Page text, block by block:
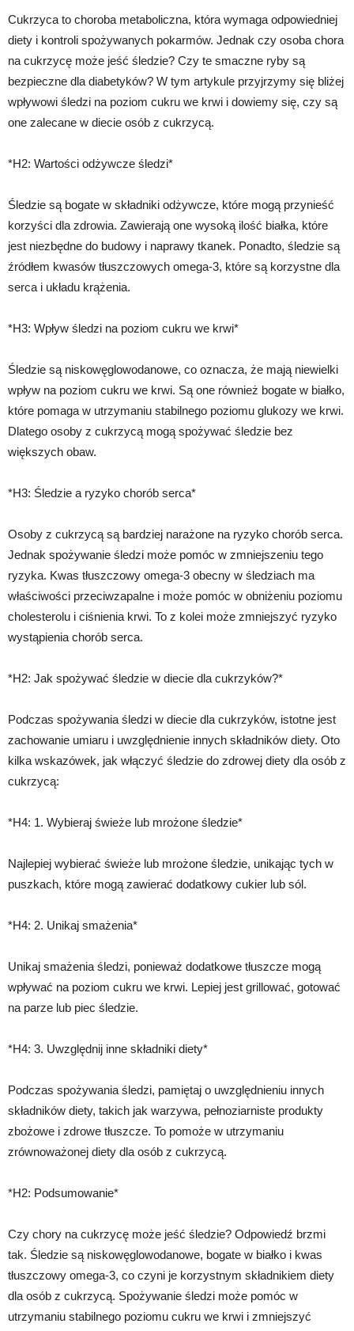
Cukrzyca to choroba metaboliczna, która wymaga odpowiedniej
diety i kontroli spożywanych pokarmów. Jednak czy osoba chora
na cukrzycę może jeść śledzie? Czy te smaczne ryby są
bezpieczne dla diabetyków? W tym artykule przyjrzymy się bliżej
wpływowi śledzi na poziom cukru we krwi i dowiemy się, czy są
one zalecane w diecie osób z cukrzycą.
*H2: Wartości odżywcze śledzi*
Śledzie są bogate w składniki odżywcze, które mogą przynieść
korzyści dla zdrowia. Zawierają one wysoką ilość białka, które
jest niezbędne do budowy i naprawy tkanek. Ponadto, śledzie są
źródłem kwasów tłuszczowych omega-3, które są korzystne dla
serca i układu krążenia.
*H3: Wpływ śledzi na poziom cukru we krwi*
Śledzie są niskowęglowodanowe, co oznacza, że mają niewielki
wpływ na poziom cukru we krwi. Są one również bogate w białko,
które pomaga w utrzymaniu stabilnego poziomu glukozy we krwi.
Dlatego osoby z cukrzycą mogą spożywać śledzie bez
większych obaw.
*H3: Śledzie a ryzyko chorób serca*
Osoby z cukrzycą są bardziej narażone na ryzyko chorób serca.
Jednak spożywanie śledzi może pomóc w zmniejszeniu tego
ryzyka. Kwas tłuszczowy omega-3 obecny w śledziach ma
właściwości przeciwzapalne i może pomóc w obniżeniu poziomu
cholesterolu i ciśnienia krwi. To z kolei może zmniejszyć ryzyko
wystąpienia chorób serca.
*H2: Jak spożywać śledzie w diecie dla cukrzyków?*
Podczas spożywania śledzi w diecie dla cukrzyków, istotne jest
zachowanie umiaru i uwzględnienie innych składników diety. Oto
kilka wskazówek, jak włączyć śledzie do zdrowej diety dla osób z
cukrzycą:
*H4: 1. Wybieraj świeże lub mrożone śledzie*
Najlepiej wybierać świeże lub mrożone śledzie, unikając tych w
puszkach, które mogą zawierać dodatkowy cukier lub sól.
*H4: 2. Unikaj smażenia*
Unikaj smażenia śledzi, ponieważ dodatkowe tłuszcze mogą
wpływać na poziom cukru we krwi. Lepiej jest grillować, gotować
na parze lub piec śledzie.
*H4: 3. Uwzględnij inne składniki diety*
Podczas spożywania śledzi, pamiętaj o uwzględnieniu innych
składników diety, takich jak warzywa, pełnoziarniste produkty
zbożowe i zdrowe tłuszcze. To pomoże w utrzymaniu
zrównoważonej diety dla osób z cukrzycą.
*H2: Podsumowanie*
Czy chory na cukrzycę może jeść śledzie? Odpowiedź brzmi
tak. Śledzie są niskowęglowodanowe, bogate w białko i kwas
tłuszczowy omega-3, co czyni je korzystnym składnikiem diety
dla osób z cukrzycą. Spożywanie śledzi może pomóc w
utrzymaniu stabilnego poziomu cukru we krwi i zmniejszyć